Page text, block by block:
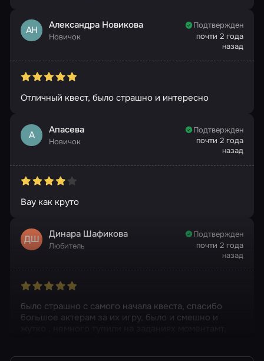
АН Александра Новикова
Новичок
Подтвержден
почти 2 года
назад
Отличный квест, было страшно и интересно
А Апасева
Новичок
Подтвержден
почти 2 года
назад
Вау как круто
ДШ Динара Шафикова
Любитель
Подтвержден
почти 2 года
назад
было страшно с самого начала квеста, спасибо
большое актерам за их игру, было и смешно и